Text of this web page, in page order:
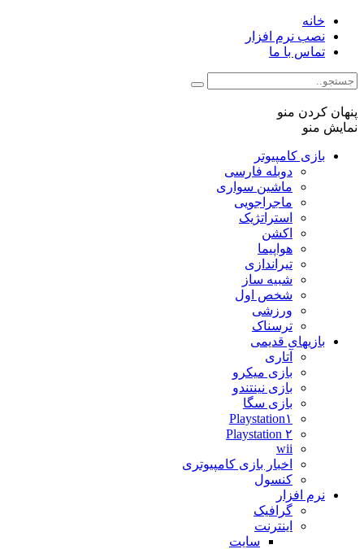
خانه
نصب نرم افزار
تماس با ما
پنهان کردن منو
نمایش منو
بازی کامپیوتر
دوبله فارسی
ماشین سواری
ماجراجویی
استراتژیک
اکشن
هواپیما
تیراندازی
شبیه ساز
شخص اول
ورزشی
ترسناک
بازیهای قدیمی
آتاری
بازی میکرو
بازی نینتندو
بازی سگا
Playstation۱
Playstation ۲
wii
اخبار بازی کامپیوتری
کنسول
نرم افزار
گرافیک
اینترنت
سایت